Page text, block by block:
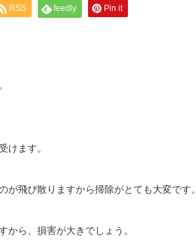
RSS feedly Pin it
けます。
飛び散りますから掃除がとても大変です。
ら、損害が大きでしょう。